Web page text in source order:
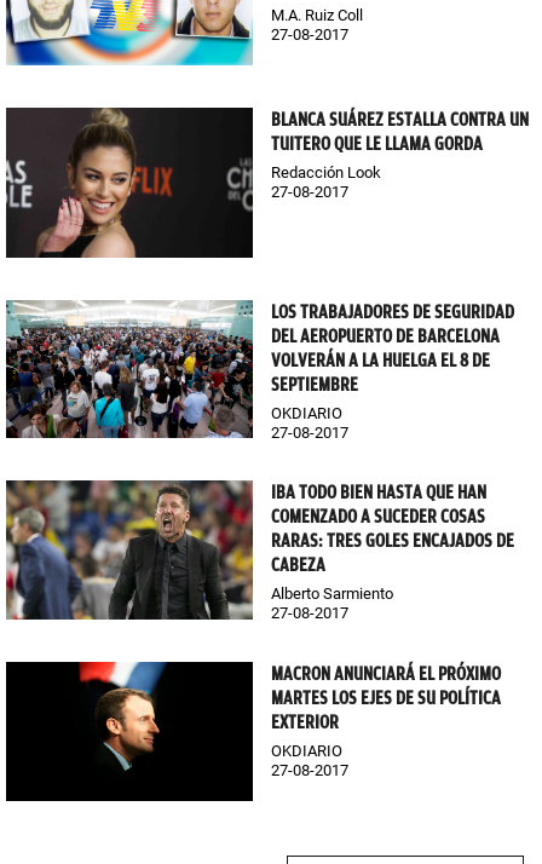
M.A. Ruiz Coll
27-08-2017
BLANCA SUÁREZ ESTALLA CONTRA UN
TUITERO QUE LE LLAMA GORDA
Redacción Look
27-08-2017
LOS TRABAJADORES DE SEGURIDAD
DEL AEROPUERTO DE BARCELONA
VOLVERÁN A LA HUELGA EL 8 DE
SEPTIEMBRE
OKDIARIO
27-08-2017
IBA TODO BIEN HASTA QUE HAN
COMENZADO A SUCEDER COSAS
RARAS: TRES GOLES ENCAJADOS DE
CABEZA
Alberto Sarmiento
27-08-2017
MACRON ANUNCIARÁ EL PRÓXIMO
MARTES LOS EJES DE SU POLÍTICA
EXTERIOR
OKDIARIO
27-08-2017